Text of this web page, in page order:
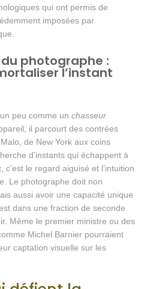
qui ont permis de
imposées par
photographe :
l’instant
peu comme un chasseur
il parcourt des contrées
de New York aux coins
d’instants qui échappent à
le regard aiguisé et l’intuition
Le photographe doit non
aussi avoir une capacité unique
dans une fraction de seconde
Même le premier ministre ou des
Michel Barnier pourraient
captation visuelle sur les